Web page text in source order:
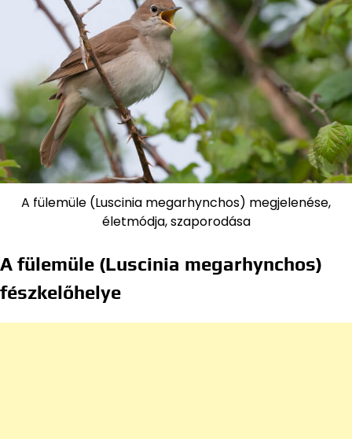
A fülemüle (Luscinia megarhynchos) megjelenése,
életmódja, szaporodása
A fülemüle (Luscinia megarhynchos)
fészkelőhelye